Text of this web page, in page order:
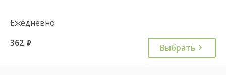
Ежедневно
362 руб. Выбрать